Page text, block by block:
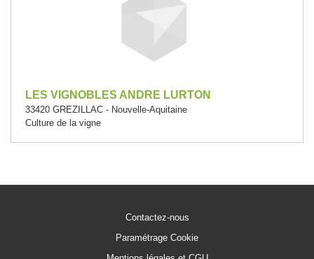
LES VIGNOBLES ANDRE LURTON
33420 GREZILLAC - Nouvelle-Aquitaine
Culture de la vigne
Contactez-nous
Paramétrage Cookie